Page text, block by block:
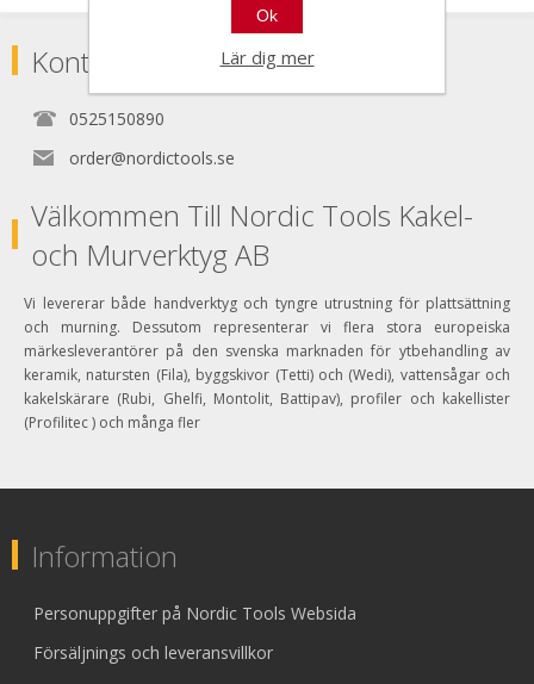
Kontakta
0525150890
order@nordictools.se
Välkommen Till Nordic Tools Kakel-
och Murverktyg AB
Vi levererar både handverktyg och tyngre utrustning för plattsättning
och murning. Dessutom representerar vi flera stora europeiska
märkesleverantörer på den svenska marknaden för ytbehandling av
keramik, natursten (Fila), byggskivor (Tetti) och (Wedi), vattensågar och
kakelskärare (Rubi, Ghelfi, Montolit, Battipav), profiler och kakellister
(Profilitec ) och många fler
Information
Personuppgifter på Nordic Tools Websida
Försäljnings och leveransvillkor
Ok
Lär dig mer